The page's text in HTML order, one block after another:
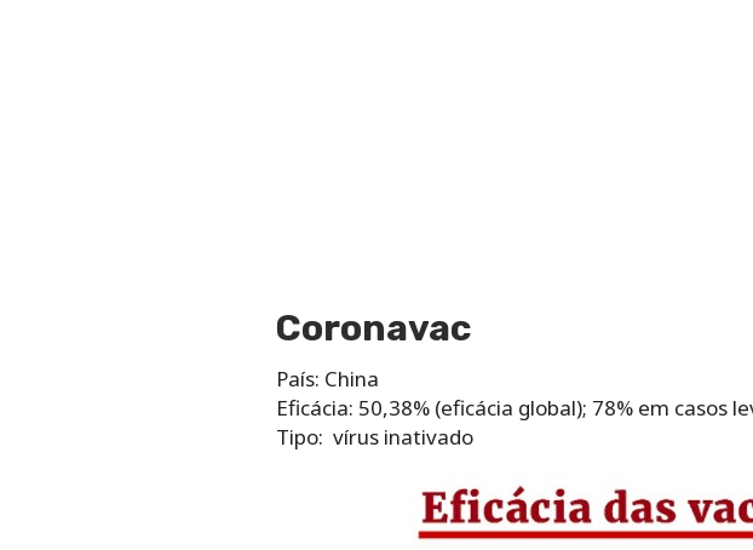
Coronavac
País: China
Eficácia: 50,38% (eficácia global); 78% em casos
Tipo: vírus inativado